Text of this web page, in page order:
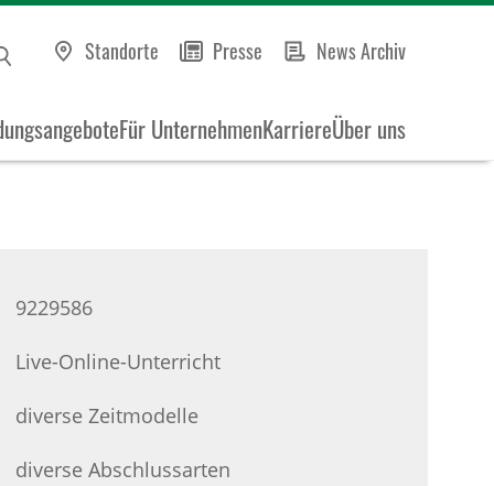
Standorte Presse News Archiv
Für UnternehmenKarriereÜber uns
9229586
Live-Online-Unterricht
diverse Zeitmodelle
diverse Abschlussarten